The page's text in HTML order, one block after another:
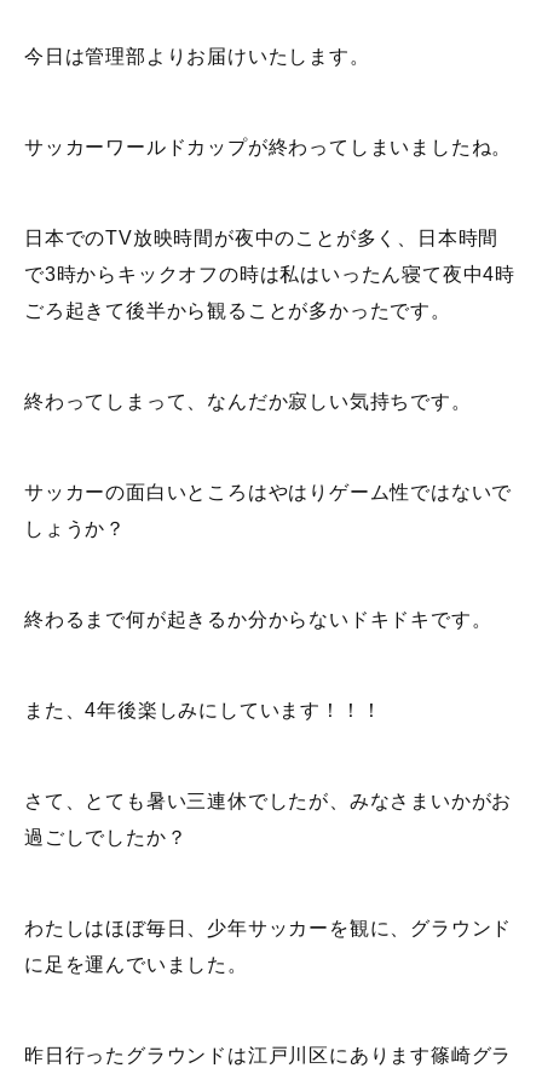
今日は管理部よりお届けいたします。
サッカーワールドカップが終わってしまいましたね。
日本でのTV放映時間が夜中のことが多く、日本時間
で3時からキックオフの時は私はいったん寝て夜中4時
ごろ起きて後半から観ることが多かったです。
終わってしまって、なんだか寂しい気持ちです。
サッカーの面白いところはやはりゲーム性ではないで
しょうか？
終わるまで何が起きるか分からないドキドキです。
また、4年後楽しみにしています！！！
さて、とても暑い三連休でしたが、みなさまいかがお
過ごしでしたか？
わたしはほぼ毎日、少年サッカーを観に、グラウンド
に足を運んでいました。
昨日行ったグラウンドは江戸川区にあります篠崎グラ